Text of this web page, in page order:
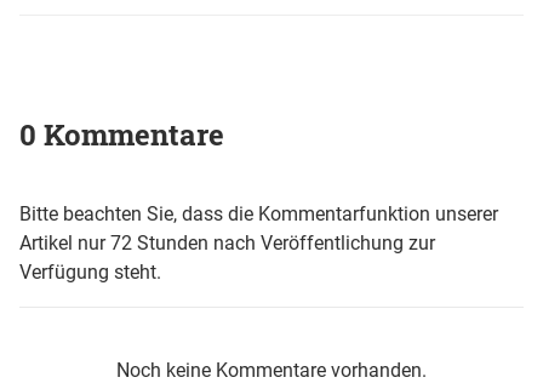
0 Kommentare
Bitte beachten Sie, dass die Kommentarfunktion unserer
Artikel nur 72 Stunden nach Veröffentlichung zur
Verfügung steht.
Noch keine Kommentare vorhanden.